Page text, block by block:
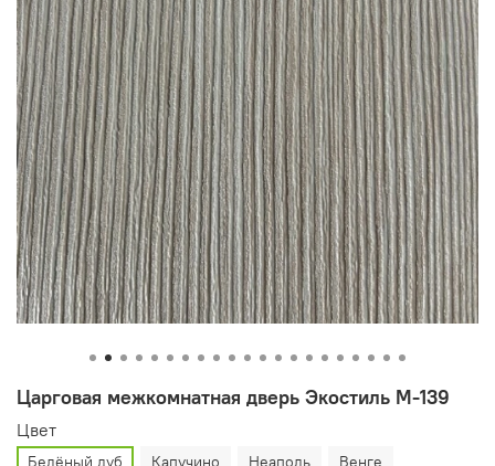
Царговая межкомнатная дверь Экостиль М-139
Цвет
Белёный дуб Капучино Неаполь
Венге